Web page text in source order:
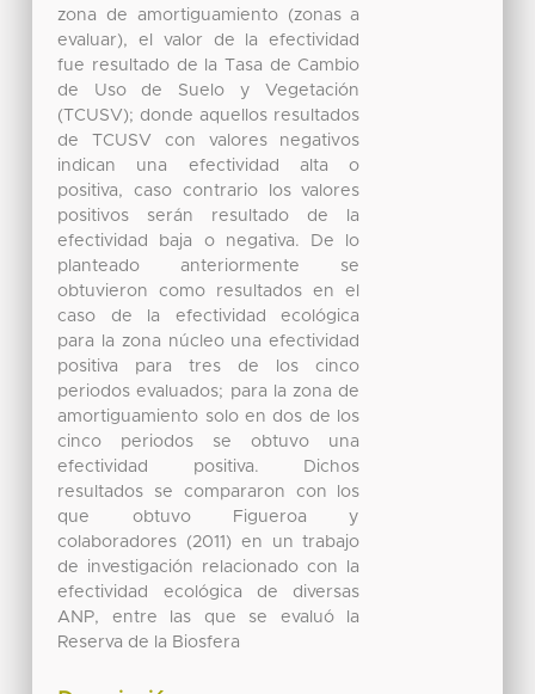
zona de amortiguamiento (zonas a
evaluar), el valor de la efectividad
fue resultado de la Tasa de Cambio
de Uso de Suelo y Vegetación
(TCUSV); donde aquellos resultados
de TCUSV con valores negativos
indican una efectividad alta o
positiva, caso contrario los valores
positivos serán resultado de la
efectividad baja o negativa. De lo
planteado anteriormente se
obtuvieron como resultados en el
caso de la efectividad ecológica
para la zona núcleo una efectividad
positiva para tres de los cinco
periodos evaluados; para la zona de
amortiguamiento solo en dos de los
cinco periodos se obtuvo una
efectividad positiva. Dichos
resultados se compararon con los
que obtuvo Figueroa y
colaboradores (2011) en un trabajo
de investigación relacionado con la
efectividad ecológica de diversas
ANP, entre las que se evaluó la
Reserva de la Biosfera